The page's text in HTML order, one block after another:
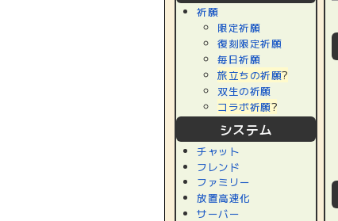
祈願
限定祈願
復刻限定祈願
毎日祈願
旅立ちの祈願?
双生の祈願
コラボ祈願?
システム
チャット
フレンド
ファミリー
放置高速化
サーバー